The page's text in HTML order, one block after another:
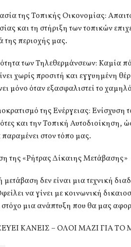
της Τοπικής Οικονομίας:
και τη στήριξη των τοπικών
της περιοχής μας.
των Τηλεθερμάνσεων: Καμία
χωρίς προσιτή και εγγυημένη
μόνο όταν εξασφαλιστεί το
της Ενέργειας: Ενίσχυση
και την Τοπική Αυτοδιοίκηση,
παραμένει στον τόπο μας.
της «Ρήτρας Δίκαιης Μετάβασης»
μετάβαση δεν είναι μια τεχνική
να γίνει με κοινωνική
στόχο μια ανάπτυξη που θα μας
ΚΑΝΕΙΣ – ΟΛΟΙ ΜΑΖΙ ΓΙΑ